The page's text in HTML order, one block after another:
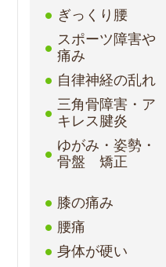
ぎっくり腰
スポーツ障害や
痛み
自律神経の乱れ
三角骨障害・ア
キレス腱炎
ゆがみ・姿勢・
骨盤 矯正
膝の痛み
腰痛
身体が硬い